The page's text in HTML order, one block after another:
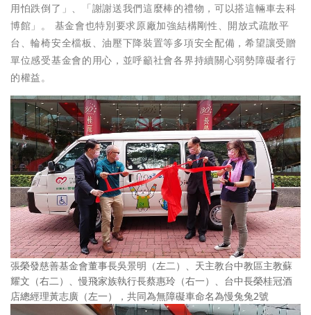
用怕跌倒了」、「謝謝送我們這麼棒的禮物，可以搭這輛車去科
博館」。 基金會也特別要求原廠加強結構剛性、開放式疏散平
台、輪椅安全檔板、油壓下降裝置等多項安全配備，希望讓受贈
單位感受基金會的用心，並呼籲社會各界持續關心弱勢障礙者行
的權益。
張榮發慈善基金會董事長吳景明（左二）、天主教台中教區主教蘇
耀文（右二）、慢飛家族執行長蔡惠玲（右一）、台中長榮桂冠酒
店總經理黃志廣（左一），共同為無障礙車命名為慢兔兔2號